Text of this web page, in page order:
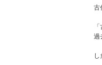
古
過